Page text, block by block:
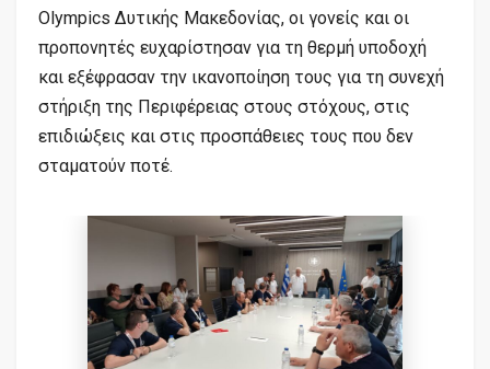
Olympics Δυτικής Μακεδονίας, οι γονείς και οι
προπονητές ευχαρίστησαν για τη θερμή υποδοχή
και εξέφρασαν την ικανοποίηση τους για τη συνεχή
στήριξη της Περιφέρειας στους στόχους, στις
επιδιώξεις και στις προσπάθειες τους που δεν
σταματούν ποτέ.